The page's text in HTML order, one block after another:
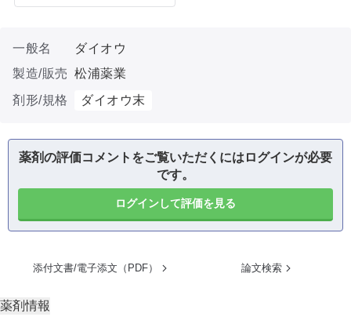
一般名
ダイオウ
製造/販売 松浦薬業
剤形/規格
ダイオウ末
薬剤の評価コメントをご覧いただくにはログインが必要
です。
ログインして評価を見る
添付文書/電子添文（PDF） 論文検索
薬剤情報